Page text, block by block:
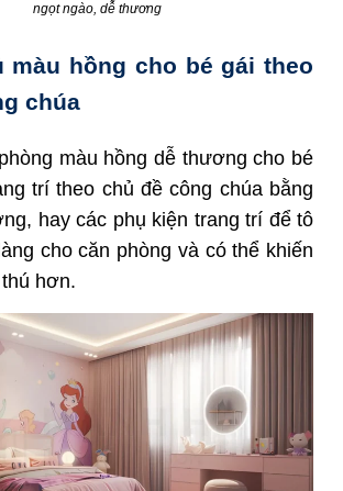
ngọt ngào, dễ thương
màu hồng cho bé gái theo
chúa
màu hồng dễ thương cho bé
trí theo chủ đề công chúa bằng
hay các phụ kiện trang trí để tô
cho căn phòng và có thể khiến
hơn.